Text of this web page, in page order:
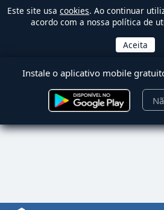
Este site usa cookies. Ao continuar
acordo com a nossa política de
Instale o aplicativo mobile